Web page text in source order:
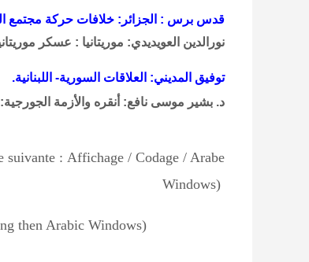
قدس برس : الجزائر: خلافات حركة مجتمع
نورالدين العويديدي: موريتانيا : عسكر
توفيق المديني: العلاقات السورية- اللبنانية.
د. بشير موسى نافع: أنقره والأزمة الجورجية:
suivante : Affichage / Codage / Arabe
Windows(
then Arabic Windows)